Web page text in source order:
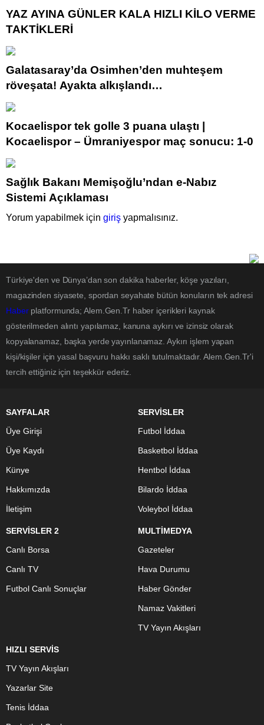
YAZ AYINA GÜNLER KALA HIZLI KİLO VERME
TAKTİKLERİ
Galatasaray’da Osimhen’den muhteşem
röveşata! Ayakta alkışlandı…
Kocaelispor tek golle 3 puana ulaştı |
Kocaelispor – Ümraniyespor maç sonucu: 1-0
Sağlık Bakanı Memişoğlu’ndan e-Nabız
Sistemi Açıklaması
Yorum yapabilmek için giriş yapmalısınız.
Türkiye'den ve Dünya’dan son dakika haberler, köşe yazıları,
magazinden siyasete, spordan seyahate bütün konuların tek adresi
Haberplatformunda; Alem.Gen.Tr haber içerikleri kaynak
gösterilmeden alıntı yapılamaz, kanuna aykırı ve izinsiz olarak
kopyalanamaz, başka yerde yayınlanamaz. Aykırı işlem yapan
kişi/kişiler için yasal başvuru hakkı saklı tutulmaktadır. Alem.Gen.Tr'i
tercih ettiğiniz için teşekkür ederiz.
SAYFALAR
Üye Girişi
Üye Kaydı
Künye
Hakkımızda
İletişim
SERVİSLER
Futbol İddaa
Basketbol İddaa
Hentbol İddaa
Bilardo İddaa
Voleybol İddaa
SERVİSLER 2
Canlı Borsa
Canlı TV
Futbol Canlı Sonuçlar
MULTİMEDYA
Gazeteler
Hava Durumu
Haber Gönder
Namaz Vakitleri
TV Yayın Akışları
HIZLI SERVİS
TV Yayın Akışları
Yazarlar Site
Tenis İddaa